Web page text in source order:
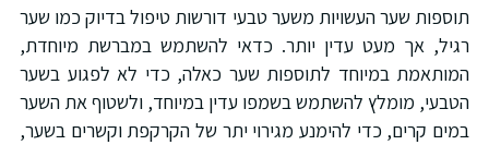
שער העשויות משער טבעי דורשות טיפול בדיוק כמו שער
אך מעט עדין יותר. כדאי להשתמש במברשת מיוחדת,
במיוחד לתוספות שער כאלה, כדי לא לפגוע בשער
מומלץ להשתמש בשמפו עדין במיוחד, ולשטוף את השער
קרים, כדי להימנע מגירוי יתר של הקרקפת וקשרים בשער,